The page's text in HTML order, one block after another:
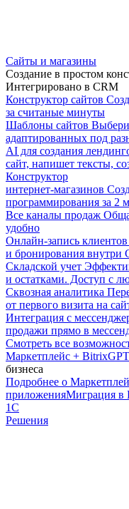
Сайты и магазины
Создание в простом
Интегрировано в CRM
Конструктор сайтов
за считаные минуты
Шаблоны сайтов
адаптированных под
AI для создания
сайт, напишет тексты,
Конструктор
интернет-магазинов
программирования за 2
Все каналы продаж
удобно
Онлайн-запись клиентов
и бронирования внутри
Складской учет
и остатками. Доступ с
Сквозная аналитика
от первого визита на
Интеграция с
продажи прямо в
Смотреть все
Маркетплейс + BitrixGPT
бизнеса
Подробнее о
приложенияМиграция в
1С
Решения